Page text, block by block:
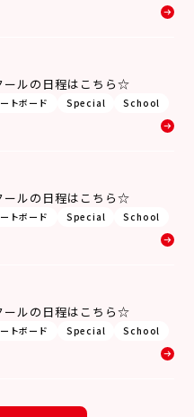
ールの日程はこちら☆
トボード Special
School
ールの日程はこちら☆
トボード Special
School
ールの日程はこちら☆
トボード Special
School